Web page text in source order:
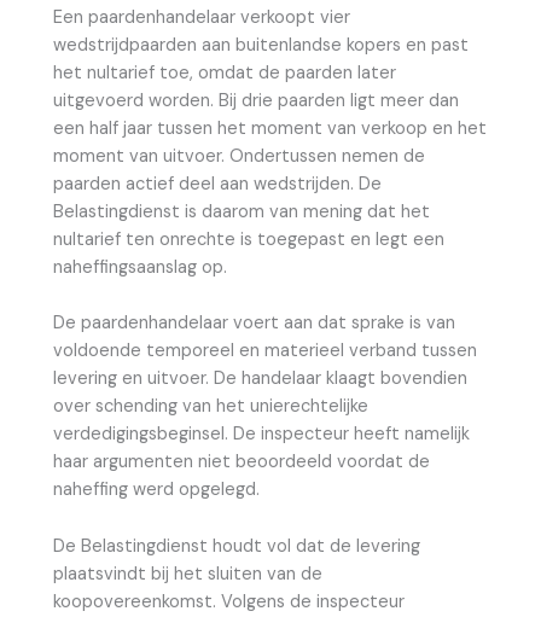
Een paardenhandelaar verkoopt vier
wedstrijdpaarden aan buitenlandse kopers en past
het nultarief toe, omdat de paarden later
uitgevoerd worden. Bij drie paarden ligt meer dan
een half jaar tussen het moment van verkoop en het
moment van uitvoer. Ondertussen nemen de
paarden actief deel aan wedstrijden. De
Belastingdienst is daarom van mening dat het
nultarief ten onrechte is toegepast en legt een
naheffingsaanslag op.
De paardenhandelaar voert aan dat sprake is van
voldoende temporeel en materieel verband tussen
levering en uitvoer. De handelaar klaagt bovendien
over schending van het unierechtelijke
verdedigingsbeginsel. De inspecteur heeft namelijk
haar argumenten niet beoordeeld voordat de
naheffing werd opgelegd.
De Belastingdienst houdt vol dat de levering
plaatsvindt bij het sluiten van de
koopovereenkomst. Volgens de inspecteur